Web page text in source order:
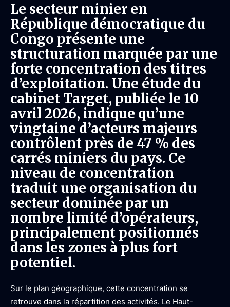
Le secteur minier en
République démocratique du
Congo présente une
structuration marquée par une
forte concentration des titres
d’exploitation. Une étude du
cabinet Target, publiée le 10
avril 2026, indique qu’une
vingtaine d’acteurs majeurs
contrôlent près de 47 % des
carrés miniers du pays. Ce
niveau de concentration
traduit une organisation du
secteur dominée par un
nombre limité d’opérateurs,
principalement positionnés
dans les zones à plus fort
potentiel.
Sur le plan géographique, cette concentration se
retrouve dans la répartition des activités. Le Haut-